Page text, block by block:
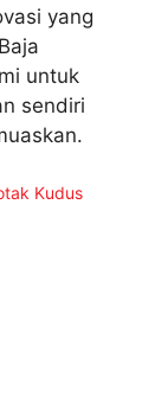
yang
untuk
sendiri
Kudus